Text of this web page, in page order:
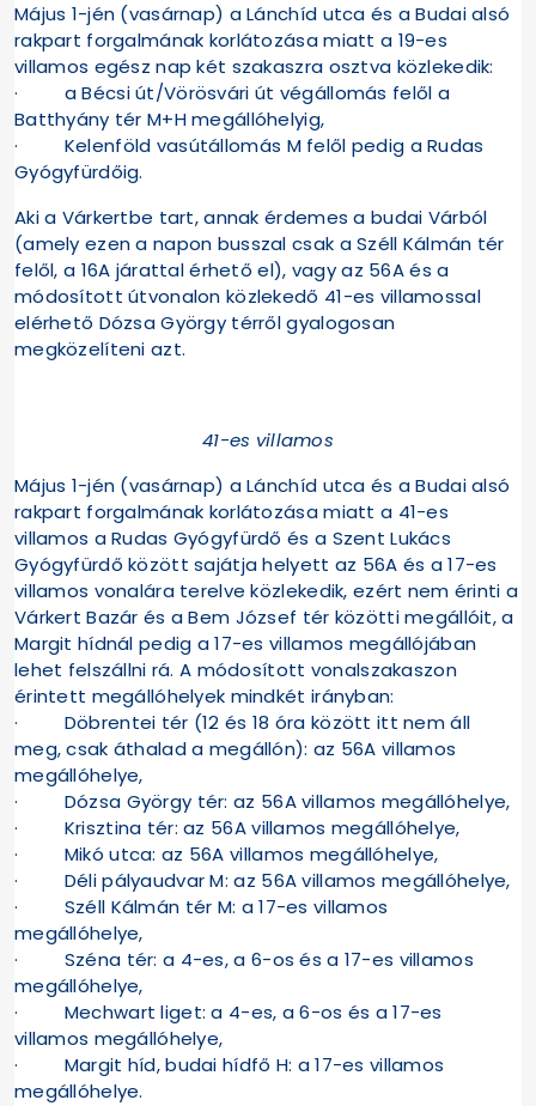
Május 1-jén (vasárnap) a Lánchíd utca és a Budai alsó
rakpart forgalmának korlátozása miatt a 19-es
villamos egész nap két szakaszra osztva közlekedik:
· a Bécsi út/Vörösvári út végállomás felől a
Batthyány tér M+H megállóhelyig,
· Kelenföld vasútállomás M felől pedig a Rudas
Gyógyfürdőig.
Aki a Várkertbe tart, annak érdemes a budai Várból
(amely ezen a napon busszal csak a Széll Kálmán tér
felől, a 16A járattal érhető el), vagy az 56A és a
módosított útvonalon közlekedő 41-es villamossal
elérhető Dózsa György térről gyalogosan
megközelíteni azt.
41-es villamos
Május 1-jén (vasárnap) a Lánchíd utca és a Budai alsó
rakpart forgalmának korlátozása miatt a 41-es
villamos a Rudas Gyógyfürdő és a Szent Lukács
Gyógyfürdő között sajátja helyett az 56A és a 17-es
villamos vonalára terelve közlekedik, ezért nem érinti a
Várkert Bazár és a Bem József tér közötti megállóit, a
Margit hídnál pedig a 17-es villamos megállójában
lehet felszállni rá. A módosított vonalszakaszon
érintett megállóhelyek mindkét irányban:
· Döbrentei tér (12 és 18 óra között itt nem áll
meg, csak áthalad a megállón): az 56A villamos
megállóhelye,
· Dózsa György tér: az 56A villamos megállóhelye,
· Krisztina tér: az 56A villamos megállóhelye,
· Mikó utca: az 56A villamos megállóhelye,
· Déli pályaudvar M: az 56A villamos megállóhelye,
· Széll Kálmán tér M: a 17-es villamos
megállóhelye,
· Széna tér: a 4-es, a 6-os és a 17-es villamos
megállóhelye,
· Mechwart liget: a 4-es, a 6-os és a 17-es
villamos megállóhelye,
· Margit híd, budai hídfő H: a 17-es villamos
megállóhelye.